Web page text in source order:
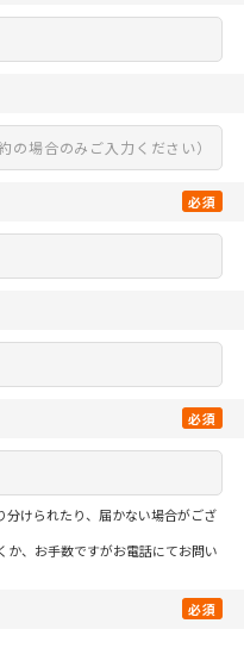
必須
必須
けられたり、届かない場合がござ
、お手数ですがお電話にてお問い
必須